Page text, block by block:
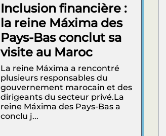
Inclusion financière :
la reine Máxima des
Pays-Bas conclut sa
visite au Maroc
La reine Máxima a rencontré
plusieurs responsables du
gouvernement marocain et des
dirigeants du secteur privé.La
reine Máxima des Pays-Bas a
conclu j...